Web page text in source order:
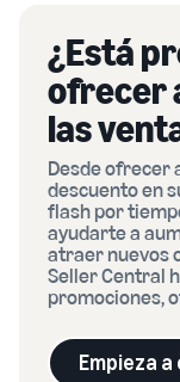
¿Está
ofrecer
las
Desde ofrecer
descuento en
flash por
ayudarte a
atraer nuevos
Seller Central
promociones,
Empieza